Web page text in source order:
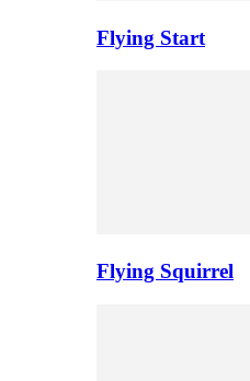
Flying Start
Flying Squirrel